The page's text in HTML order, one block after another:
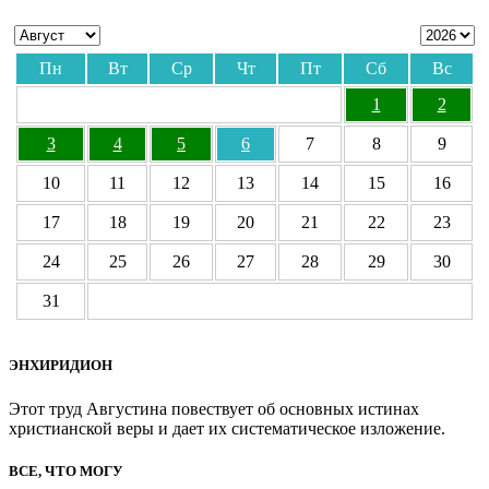
Пн Вт Ср Чт Пт Сб
Вс
1
2
3 4 5 6 7 8 9
10 11 12 13 14 15 16
17 18 19 20 21 22 23
24 25 26 27 28 29 30
31
ЭНХИРИДИОН
Этот труд Августина повествует об основных истинах
христианской веры и дает их систематическое изложение.
ВСЕ, ЧТО МОГУ